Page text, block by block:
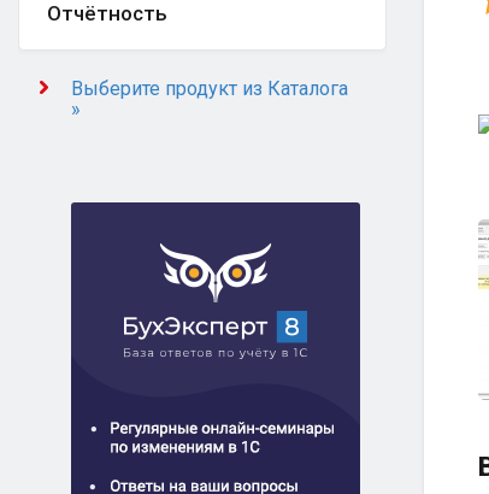
Отчётность
Выберите продукт из Каталога
»